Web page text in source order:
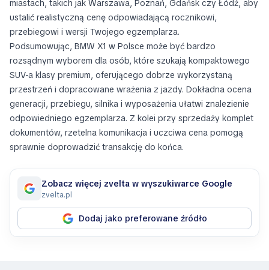
miastach, takich jak Warszawa, Poznań, Gdańsk czy Łódź, aby
ustalić realistyczną cenę odpowiadającą rocznikowi,
przebiegowi i wersji Twojego egzemplarza.
Podsumowując, BMW X1 w Polsce może być bardzo
rozsądnym wyborem dla osób, które szukają kompaktowego
SUV-a klasy premium, oferującego dobrze wykorzystaną
przestrzeń i dopracowane wrażenia z jazdy. Dokładna ocena
generacji, przebiegu, silnika i wyposażenia ułatwi znalezienie
odpowiedniego egzemplarza. Z kolei przy sprzedaży komplet
dokumentów, rzetelna komunikacja i uczciwa cena pomogą
sprawnie doprowadzić transakcję do końca.
Zobacz więcej zvelta w wyszukiwarce Google
zvelta.pl
Dodaj jako preferowane źródło